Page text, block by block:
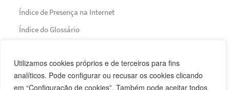
Utilizamos cookies próprios e de terceiros para fins
analíticos. Pode configurar ou recusar os cookies clicando
em “Configuração de cookies”. Também pode aceitar todos
Índice de Presença na Internet
Índice do Glossário
Financiamento